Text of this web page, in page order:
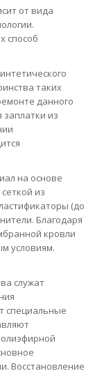
от вида
способ
таких
данного
из
на основе
из
(до
Благодаря
кровли
условиям.
служат
специальные
Восстановление